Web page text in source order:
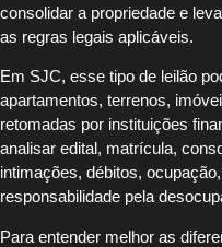
consolidar a propriedade e
as regras legais aplicáveis.
Em SJC, esse tipo de leilão
apartamentos, terrenos,
retomadas por instituições
analisar edital, matrícula,
intimações, débitos,
responsabilidade pela
Para entender melhor as